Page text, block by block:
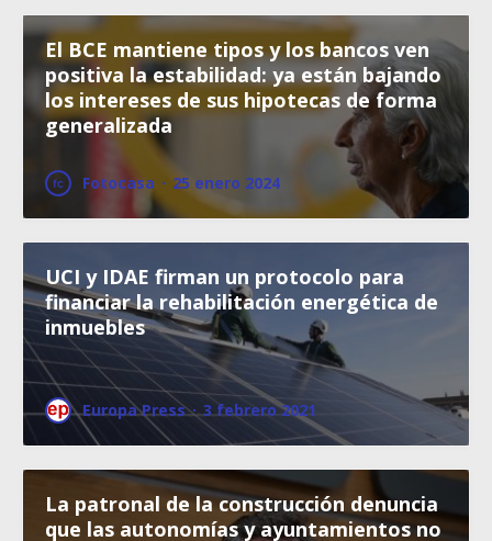
El BCE mantiene tipos y los bancos ven
positiva la estabilidad: ya están bajando
los intereses de sus hipotecas de forma
generalizada
Fotocasa · 25 enero 2024
UCI y IDAE firman un protocolo para
financiar la rehabilitación energética de
inmuebles
Europa Press · 3 febrero 2021
La patronal de la construcción denuncia
que las autonomías y ayuntamientos no